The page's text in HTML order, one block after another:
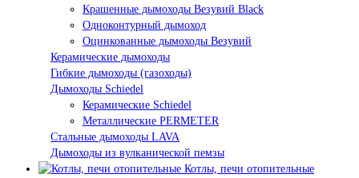
Крашенные дымоходы Везувий Black
Одноконтурный дымоход
Оцинкованные дымоходы Везувий
Керамические дымоходы
Гибкие дымоходы (газоходы)
Дымоходы Schiedel
Керамические Schiedel
Металлические PERMETER
Стальные дымоходы LAVA
Дымоходы из вулканической пемзы
Котлы, печи отопительные